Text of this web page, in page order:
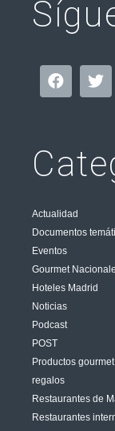
Actualidad
Documentos
Eventos
Gourmet
Hoteles Madrid
Noticias
Podcast
POST
Productos gourmet
regalos
Restaurantes de
Restaurantes